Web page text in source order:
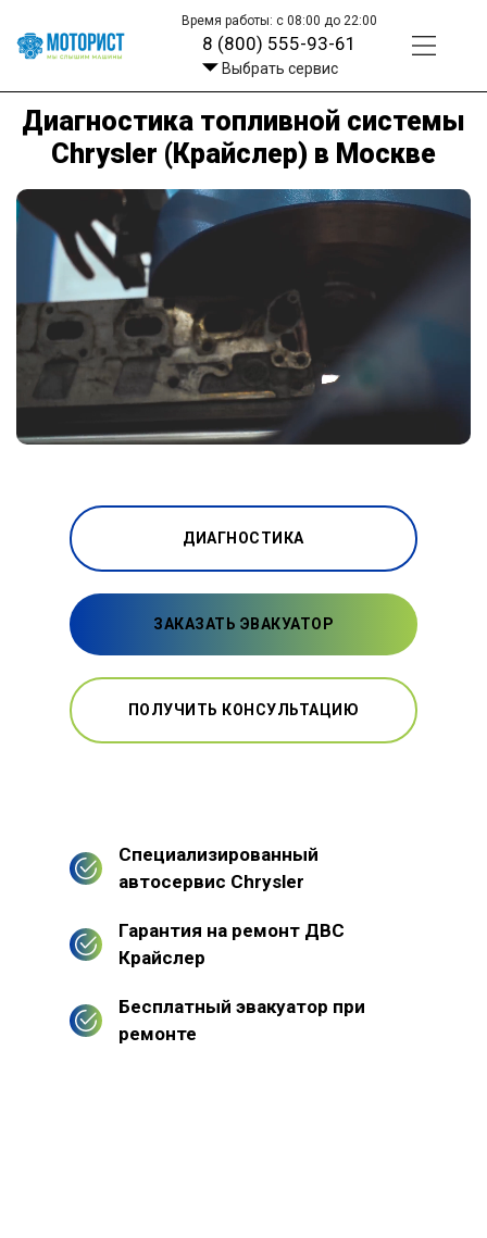
Время работы: с 08:00 до 22:00
8 (800) 555-93-61
Выбрать сервис
Диагностика топливной системы
Chrysler (Крайслер) в Москве
ДИАГНОСТИКА
ЗАКАЗАТЬ ЭВАКУАТОР
ПОЛУЧИТЬ КОНСУЛЬТАЦИЮ
Специализированный
автосервис Chrysler
Гарантия на ремонт ДВС
Крайслер
Бесплатный эвакуатор при
ремонте